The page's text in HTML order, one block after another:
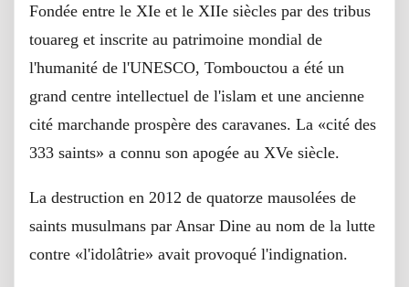
Fondée entre le XIe et le XIIe siècles par des tribus
touareg et inscrite au patrimoine mondial de
l'humanité de l'UNESCO, Tombouctou a été un
grand centre intellectuel de l'islam et une ancienne
cité marchande prospère des caravanes. La «cité des
333 saints» a connu son apogée au XVe siècle.
La destruction en 2012 de quatorze mausolées de
saints musulmans par Ansar Dine au nom de la lutte
contre «l'idolâtrie» avait provoqué l'indignation.